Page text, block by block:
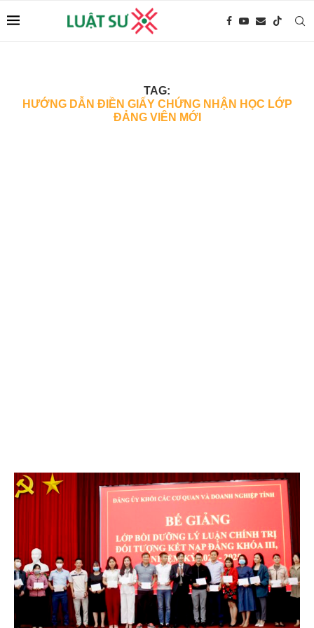
TAG:
HƯỚNG DẪN ĐIỀN GIẤY CHỨNG NHẬN HỌC LỚP
ĐẢNG VIÊN MỚI